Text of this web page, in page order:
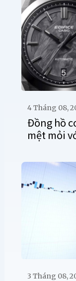
4 Tháng 08,
Đồng hồ
mệt mỏi
3 Tháng 08,